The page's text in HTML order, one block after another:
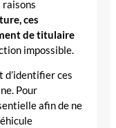
raisons
ces
de titulaire
impossible.
d’identifier ces
Pour
afin de ne